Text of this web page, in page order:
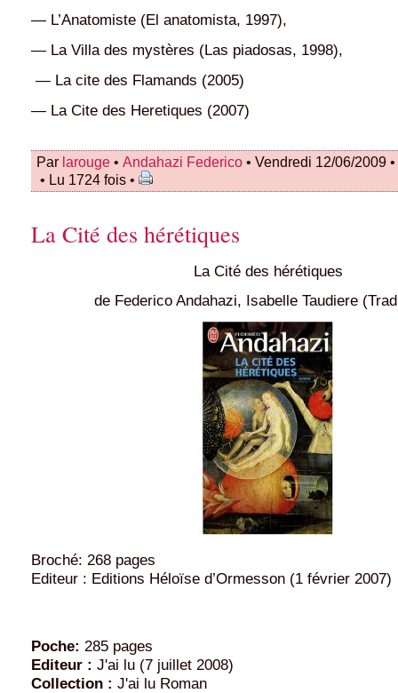
— L’Anatomiste (El anatomista, 1997),
— La Villa des mystères (Las piadosas, 1998),
— La cite des Flamands (2005)
— La Cite des Heretiques (2007)
Par larouge • Andahazi Federico • Vendredi 12/06/2009 •
• Lu 1724 fois •
La Cité des hérétiques
La Cité des hérétiques
de Federico Andahazi, Isabelle Taudiere
Broché: 268 pages
Editeur : Editions Héloïse d’Ormesson (1 février
Poche: 285 pages
Editeur : J'ai lu (7 juillet 2008)
Collection : J'ai lu Roman